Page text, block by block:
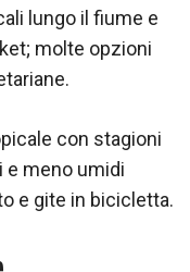
lungo il fiume e
molte opzioni
con stagioni
e meno umidi
e gite in bicicletta.